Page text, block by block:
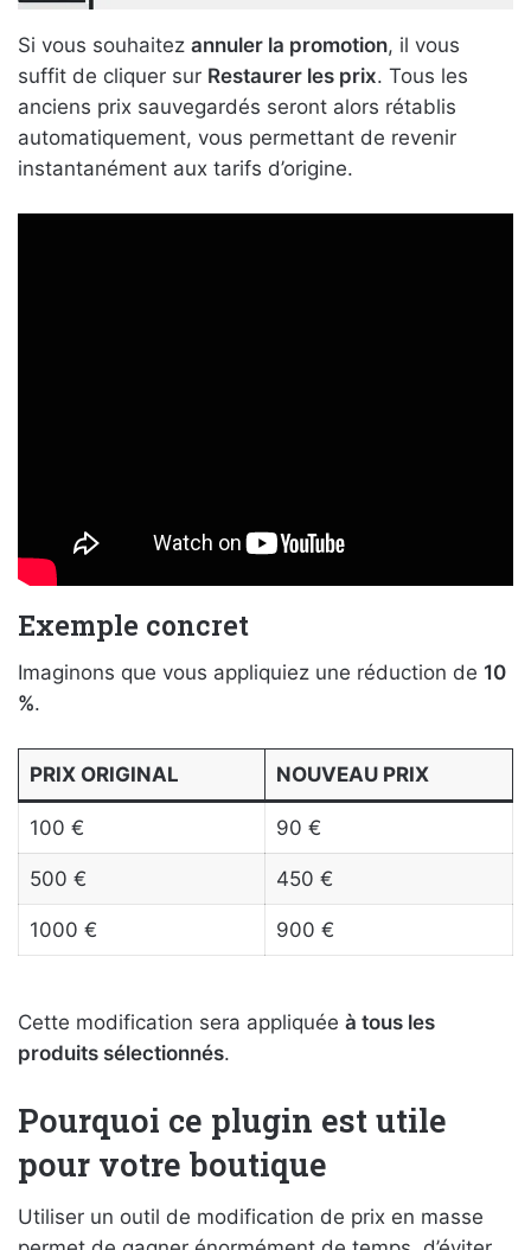
Si vous souhaitez annuler la promotion, il vous
suffit de cliquer sur Restaurer les prix. Tous les
anciens prix sauvegardés seront alors rétablis
automatiquement, vous permettant de revenir
instantanément aux tarifs d’origine.
Exemple concret
Imaginons que vous appliquiez une réduction de 10
%.
PRIX ORIGINAL NOUVEAU PRIX
100 € 90 €
500 € 450 €
1000 € 900 €
Cette modification sera appliquée à tous les
produits sélectionnés.
Pourquoi ce plugin est utile
pour votre boutique
Utiliser un outil de modification de prix en masse